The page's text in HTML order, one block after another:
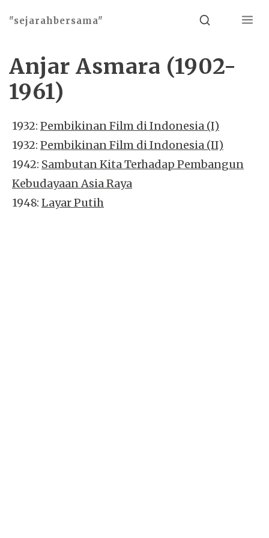
"sejarahbersama" Search Menu
Anjar Asmara (1902-
1961)
1932: Pembikinan Film di Indonesia (I)
1932: Pembikinan Film di Indonesia (II)
1942: Sambutan Kita Terhadap Pembangun
Kebudayaan Asia Raya
1948: Layar Putih